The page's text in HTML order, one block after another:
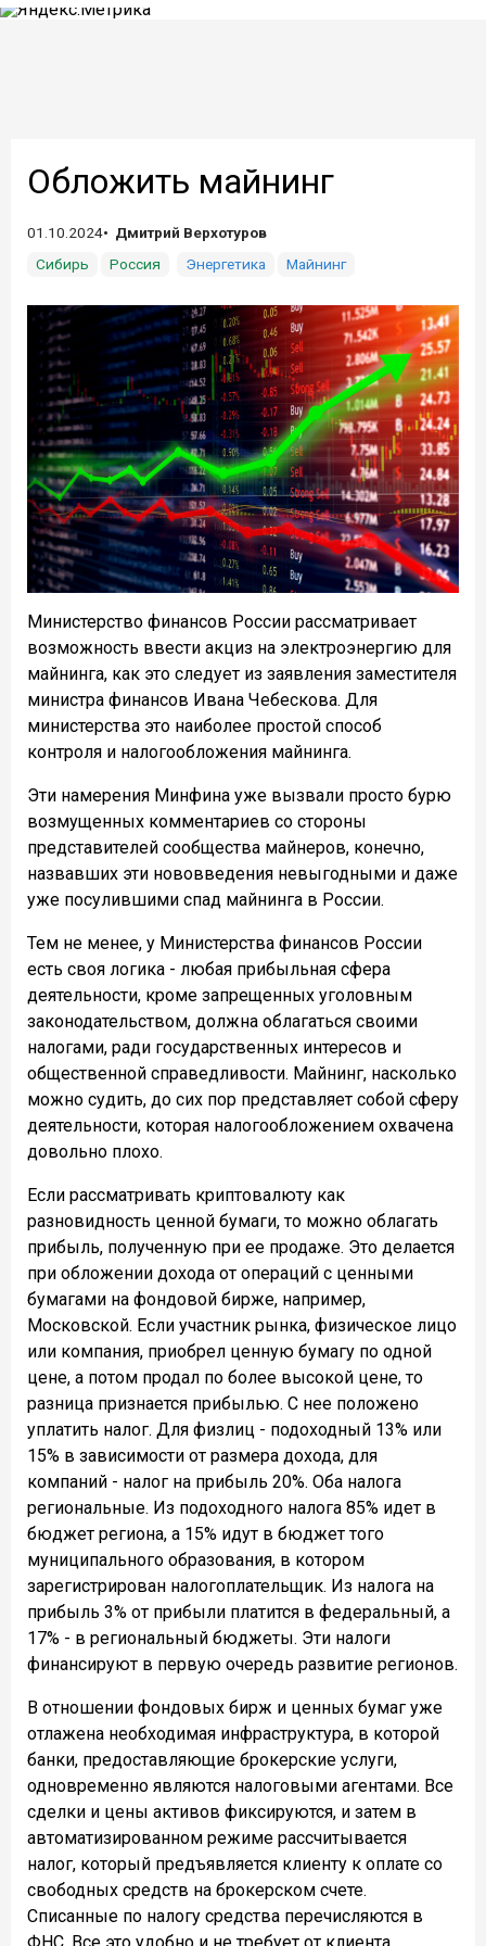
Обложить майнинг
01.10.2024
Дмитрий Верхотуров
Сибирь
Россия Энергетика Майнинг
Министерство финансов России рассматривает
возможность ввести акциз на электроэнергию для
майнинга, как это следует из заявления заместителя
министра финансов Ивана Чебескова. Для
министерства это наиболее простой способ
контроля и налогообложения майнинга.
Эти намерения Минфина уже вызвали просто бурю
возмущенных комментариев со стороны
представителей сообщества майнеров, конечно,
назвавших эти нововведения невыгодными и даже
уже посулившими спад майнинга в России.
Тем не менее, у Министерства финансов России
есть своя логика - любая прибыльная сфера
деятельности, кроме запрещенных уголовным
законодательством, должна облагаться своими
налогами, ради государственных интересов и
общественной справедливости. Майнинг, насколько
можно судить, до сих пор представляет собой сферу
деятельности, которая налогообложением охвачена
довольно плохо.
Если рассматривать криптовалюту как
разновидность ценной бумаги, то можно облагать
прибыль, полученную при ее продаже. Это делается
при обложении дохода от операций с ценными
бумагами на фондовой бирже, например,
Московской. Если участник рынка, физическое лицо
или компания, приобрел ценную бумагу по одной
цене, а потом продал по более высокой цене, то
разница признается прибылью. С нее положено
уплатить налог. Для физлиц - подоходный 13% или
15% в зависимости от размера дохода, для
компаний - налог на прибыль 20%. Оба налога
региональные. Из подоходного налога 85% идет в
бюджет региона, а 15% идут в бюджет того
муниципального образования, в котором
зарегистрирован налогоплательщик. Из налога на
прибыль 3% от прибыли платится в федеральный, а
17% - в региональный бюджеты. Эти налоги
финансируют в первую очередь развитие регионов.
В отношении фондовых бирж и ценных бумаг уже
отлажена необходимая инфраструктура, в которой
банки, предоставляющие брокерские услуги,
одновременно являются налоговыми агентами. Все
сделки и цены активов фиксируются, и затем в
автоматизированном режиме рассчитывается
налог, который предъявляется клиенту к оплате со
свободных средств на брокерском счете.
Списанные по налогу средства перечисляются в